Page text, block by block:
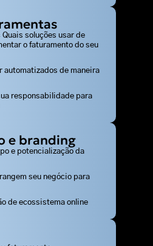
Quais soluções usar de
o faturamento do seu
automatizados de maneira
responsabilidade para
e branding
e potencialização da
seu negócio para
de ecossistema online